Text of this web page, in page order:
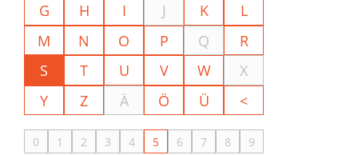
G
H I J K
L
M
N O P Q
R
S
T U V W
X
Y
Z Ä Ö Ü <
0 1 2 3 4 5 6 7 8 9